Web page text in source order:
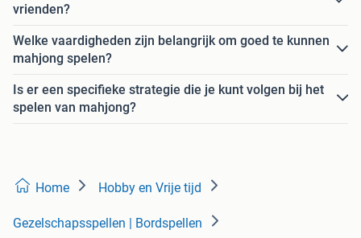
vrienden?
Welke vaardigheden zijn belangrijk om goed te kunnen
mahjong spelen?
Is er een specifieke strategie die je kunt volgen bij het
spelen van mahjong?
Home Hobby en Vrije tijd
Gezelschapsspellen | Bordspellen